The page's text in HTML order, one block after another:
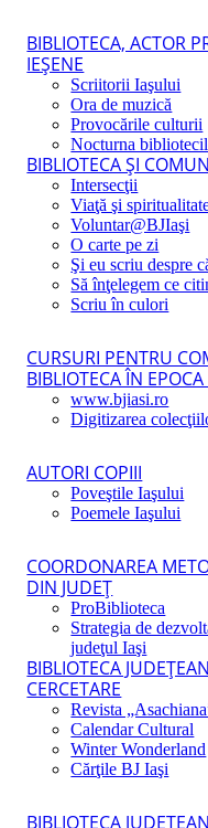
BIBLIOTECA, ACTOR
IEŞENE
Scriitorii Iaşului
Ora de muzică
Provocările culturii
Nocturna
BIBLIOTECA ŞI
Intersecţii
Viaţă şi
Voluntar@BJIaşi
O carte pe zi
Şi eu scriu despre
Să înţelegem ce
Scriu în culori
CURSURI PENTRU
BIBLIOTECA ÎN
www.bjiasi.ro
Digitizarea
AUTORI COPIII
Poveştile Iaşului
Poemele Iaşului
COORDONAREA
DIN JUDEŢ
ProBiblioteca
Strategia de
judeţul Iaşi
BIBLIOTECA
CERCETARE
Revista
Calendar Cultural
Winter Wonderland
Cărţile BJ Iaşi
BIBLIOTECA